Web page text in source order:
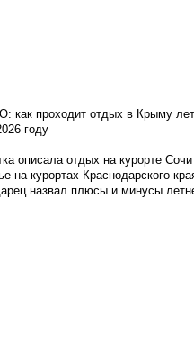
как проходит отдых в Крыму
году
описала отдых на курорте Сочи
на курортах Краснодарского
назвал плюсы и минусы